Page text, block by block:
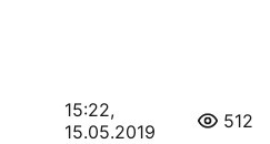
15:22,
15.05.2019
512